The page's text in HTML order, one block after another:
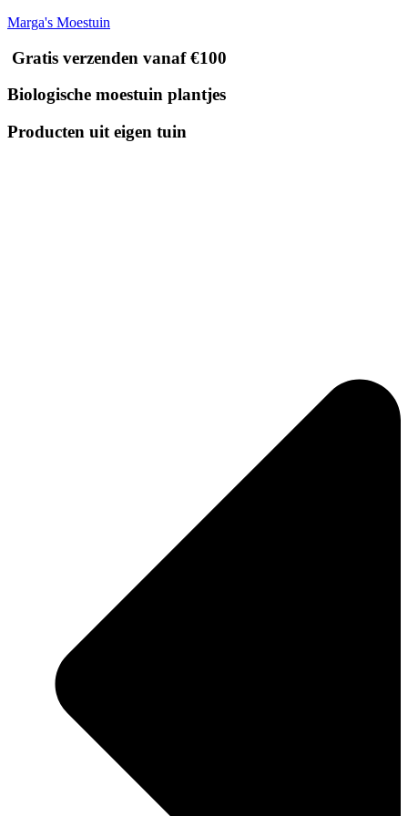
Marga's Moestuin
Gratis verzenden vanaf €100
Biologische moestuin plantjes
Producten uit eigen tuin